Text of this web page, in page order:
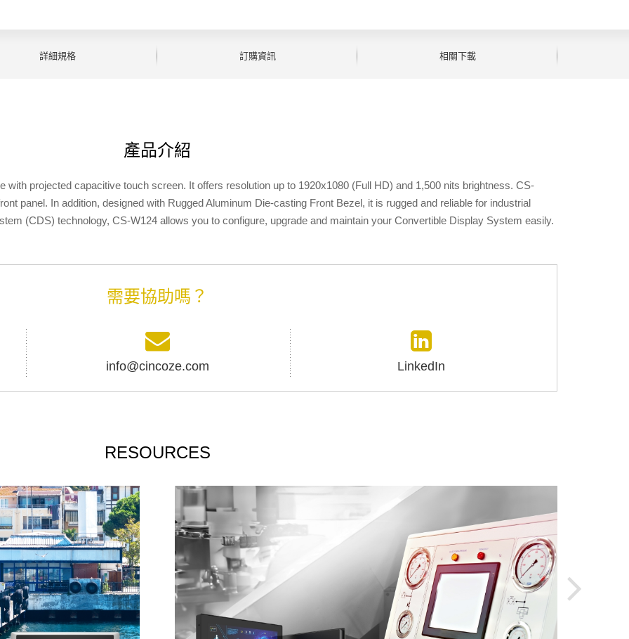
詳細規格 訂購資訊 相關下載
產品介紹
projected capacitive touch screen. It offers resolution up to 1920x1080 (Full HD) and 1,500 nits brightness. CS-
panel. In addition, designed with Rugged Aluminum Die-casting Front Bezel, it is rugged and reliable for industrial
(CDS) technology, CS-W124 allows you to configure, upgrade and maintain your Convertible Display System easily.
需要協助嗎？
info@cincoze.com LinkedIn
RESOURCES